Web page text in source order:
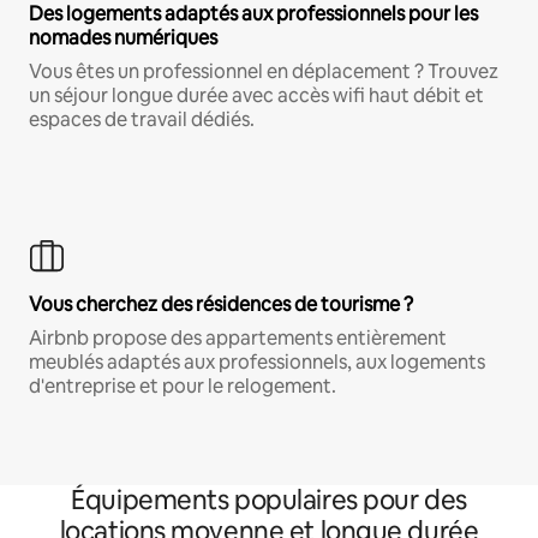
Des logements adaptés aux professionnels pour les
nomades numériques
Vous êtes un professionnel en déplacement ? Trouvez
un séjour longue durée avec accès wifi haut débit et
espaces de travail dédiés.
Vous cherchez des résidences de tourisme ?
Airbnb propose des appartements entièrement
meublés adaptés aux professionnels, aux logements
d'entreprise et pour le relogement.
Équipements populaires pour des